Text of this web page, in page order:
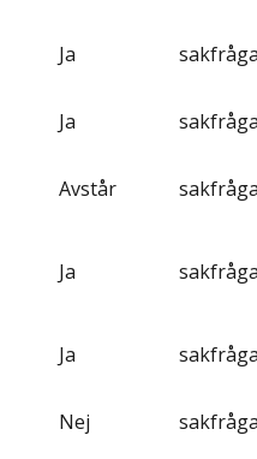
Ja
Ja
Avstår
Ja
Ja
Nej